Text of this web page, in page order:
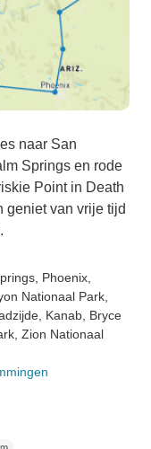
naar San
Springs en rode
Point in Death
geniet van vrije tijd
, Phoenix
Nationaal Park
, Kanab , Bryce
, Zion Nationaal